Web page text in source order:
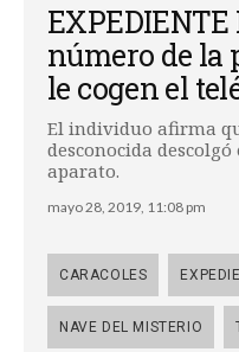
número de la
le cogen el
El individuo afirma
desconocida
aparato.
mayo 28, 2019, 11:08 pm
CARACOLES
NAVE DEL MISTERIO